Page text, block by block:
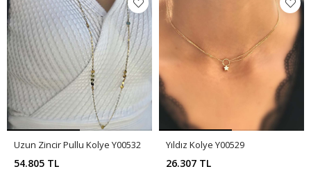
Uzun Zincir Pullu Kolye Y00532
54.805 TL
Yıldız Kolye Y00529
26.307 TL